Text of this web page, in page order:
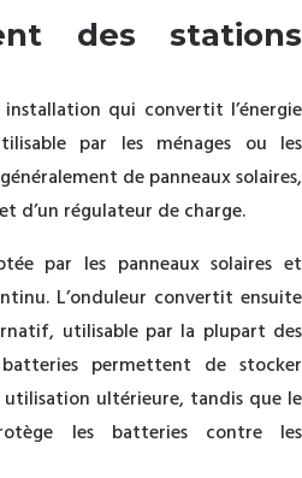
des stations
qui convertit l’énergie
par les ménages ou les
de panneaux solaires,
d’un régulateur de charge.
par les panneaux solaires et
L’onduleur convertit ensuite
utilisable par la plupart des
permettent de stocker
ultérieure, tandis que le
les batteries contre les